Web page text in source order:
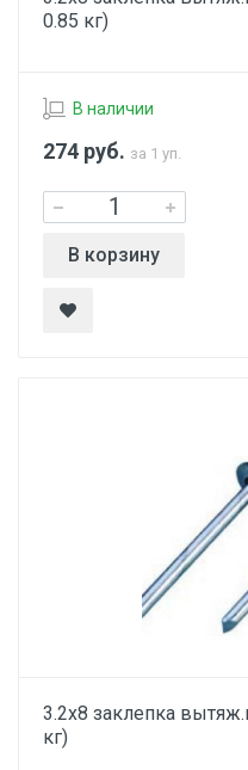
0.85 кг)
В наличии
274 руб. за 1 уп.
В корзину
3.2х8 заклепка
кг)